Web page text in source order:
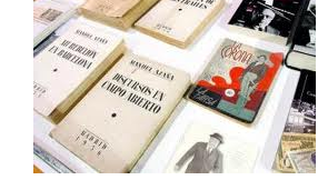
CONTACTO